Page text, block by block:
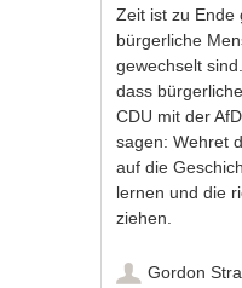
Zeit ist zu Ende
bürgerliche
gewechselt
dass
CDU mit der
sagen: Wehret
auf die
lernen und die
ziehen.
Gordon